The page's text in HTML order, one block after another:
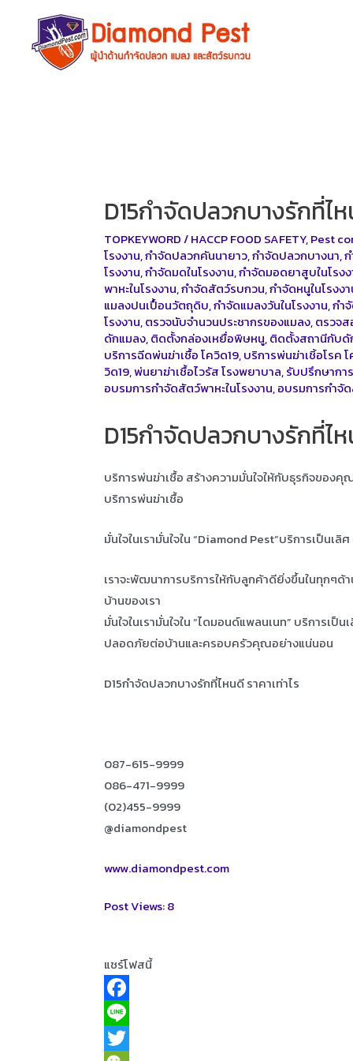
content
D15กำจัดปลวกบางรักที่ไห
TOPKEYWORD/HACCP FOOD SAFETY,Pest
โรงงาน,กำจัดปลวกคันนายาว,กำจัดปลวกบางนา,
โรงงาน,กำจัดมดในโรงงาน,กำจัดมอดยาสูบในโรง
พาหะในโรงงาน,กำจัดสัตว์รบกวน,กำจัดหนูในโรงง
แมลงปนเปื้อนวัตถุดิบ,กำจัดแมลงวันในโรงงาน,กำ
โรงงาน,ตรวจนับจำนวนประชากรของแมลง,ตรวจ
ดักแมลง,ติดตั้งกล่องเหยื่อพิษหนู,ติดตั้งสถานีกับดั
บริการฉีดพ่นฆ่าเชื้อ โควิด19,บริการพ่นฆ่าเชิ้อโรค
วิด19,พ่นยาฆ่าเชื้อไวรัส โรงพยาบาล,รับปรึกษากา
อบรมการกำจัดสัตว์พาหะในโรงงาน,อบรมการกำจั
D15กำจัดปลวกบางรักที่ไห
บริการพ่นฆ่าเชื้อ สร้างความมั่นใจให้กับธุรกิจขอ
บริการพ่นฆ่าเชื้อ
มั่นใจในเรามั่นใจใน “Diamond Pest”บริการเป็น
เราจะพัฒนาการบริการให้กับลูกค้าดียิ่งขึ้นในทุกๆด้
บ้านของเรา
มั่นใจในเรามั่นใจใน “ไดมอนด์แพลนเนท” บริการเ
ปลอดภัยต่อบ้านและครอบครัวคุณอย่างแน่นอน
D15กำจัดปลวกบางรักที่ไหนดี ราคาเท่าไร
087-615-9999
086-471-9999
(02)455-9999
@diamondpest
www.diamondpest.com
Post Views:8
แชร์โฟสนี้
F
a
L